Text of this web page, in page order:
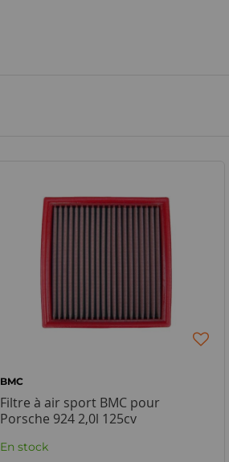
BMC
Filtre à air sport BMC pour
Porsche 924 2,0l 125cv
En stock